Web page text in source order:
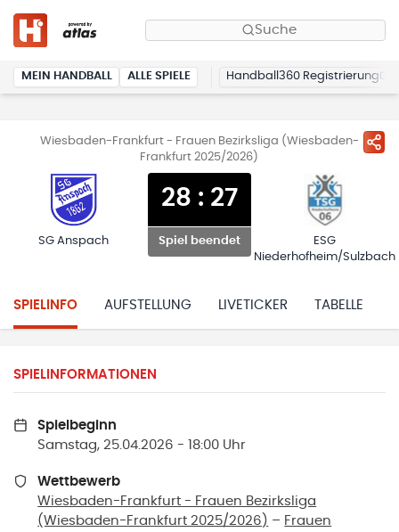
Suche
MEIN HANDBALL ALLE SPIELE Handball360 Registrierung
Wiesbaden-Frankfurt - Frauen Bezirksliga (Wiesbaden-
Frankfurt 2025/2026)
SG Anspach
28 : 27
Spiel beendet
ESG
Niederhofheim/Sulzbach
SPIELINFO AUFSTELLUNG LIVETICKER TABELLE
SPIELINFORMATIONEN
Spielbeginn
Samstag, 25.04.2026 - 18:00 Uhr
Wettbewerb
Wiesbaden-Frankfurt - Frauen Bezirksliga
(Wiesbaden-Frankfurt 2025/2026) – Frauen